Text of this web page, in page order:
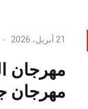
21 أبريل، 2026
مهرجان
مهرجان